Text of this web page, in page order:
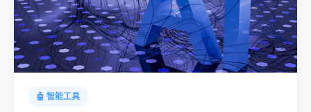
🤖 智能工具